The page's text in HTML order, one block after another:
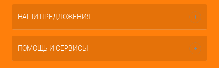
НАШИ ПРЕДЛОЖЕНИЯ
ПОМОЩЬ И СЕРВИСЫ